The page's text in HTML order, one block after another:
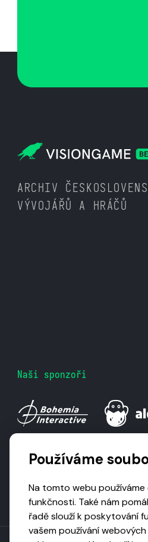
ARCHIV
VÝVOJÁŘŮ A HRÁČŮ
Naši sponzoři
Používáme
Na tomto webu
funkčnosti. Také nám
řadě slouží k poskytování
vašem používání